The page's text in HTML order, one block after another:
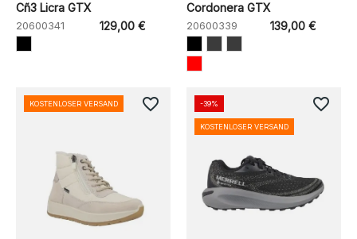
Cñ3 Licra GTX
20600341 129,00 €
Cordonera GTX
20600339 139,00 €
KOSTENLOSER VERSAND favorite_border -39%
KOSTENLOSER VERSAND
favorite_border